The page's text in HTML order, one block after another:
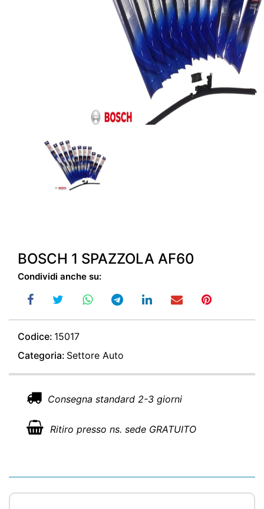
BOSCH 1 SPAZZOLA AF60
Condividi anche su:
Codice: 15017
Categoria: Settore Auto
Consegna standard 2-3 giorni
Ritiro presso ns. sede GRATUITO